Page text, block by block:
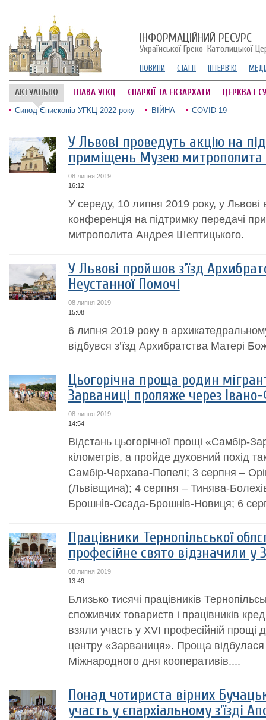
ІНФОРМАЦІЙНИЙ РЕСУРС
Української Греко-Католицької
НОВИНИ СТАТТІ ІНТЕРВ'Ю
АКТУАЛЬНО ГЛАВА УГКЦ ЄПАРХІЇ ТА ЕКЗАРХАТИ ЦЕРКВА І
Синод Єпископів УГКЦ 2022 року ВІЙНА COVID-19
У Львові проведуть акцію на
приміщень Музею
08 липня 2019
16:12
У середу, 10 липня 2019 року, у Львові
конференція на підтримку передачі
митрополита Андрея Шептицького.
У Львові пройшов з’їзд
Неустанної Помочі
08 липня 2019
15:08
6 липня 2019 року в
відбувся з’їзд Архибратства Матері
Цьогорічна проща родин
Зарваниці проляже через
08 липня 2019
14:54
Відстань цьогорічної прощі «Самбір-
кілометрів, а пройде духовний похід
Самбір-Черхава-Попелі; 3 серпня –
(Львівщина); 4 серпня – Тинява-
Брошнів-Осада-Брошнів-Новиця; 6
Працівники Тернопільської
професійне свято відзначили у
08 липня 2019
13:49
Близько тисячі працівників
споживчих товариств і працівників
взяли участь у ХVI професійній прощі
центру «Зарваниця». Проща
Міжнародного дня кооперативів....
Понад чотириста вірних
участь у єпархіальному з’їзді